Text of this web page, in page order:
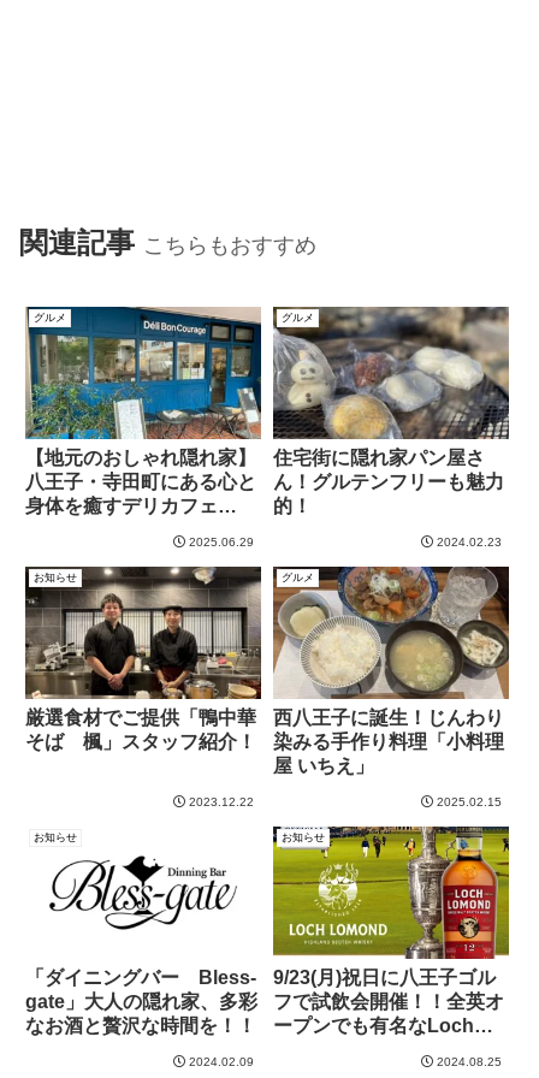
関連記事 こちらもおすすめ
グルメ
【地元のおしゃれ隠れ家】
八王子・寺田町にある心と
身体を癒すデリカフェ
2025.06.29
グルメ
住宅街に隠れ家パン屋さ
ん！グルテンフリーも魅力
的！
2024.02.23
お知らせ
厳選食材でご提供「鴨中華
そば 楓」スタッフ紹介！
2023.12.22
グルメ
西八王子に誕生！じんわり
染みる手作り料理「小料理
屋 いちえ」
2025.02.15
お知らせ
「ダイニングバー Bless-
gate」大人の隠れ家、多彩
なお酒と贅沢な時間を！！
2024.02.09
お知らせ
9/23(月)祝日に八王子ゴル
フで試飲会開催！！全英オ
ープンでも有名なLoch
2024.08.25